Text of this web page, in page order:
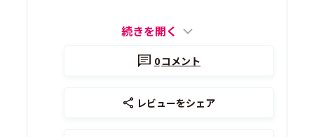
続きを開く
0コメント
レビューをシェア